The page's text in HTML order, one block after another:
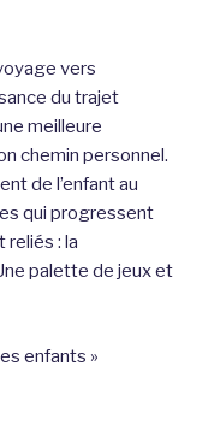
vers
du trajet
meilleure
chemin personnel.
de l’enfant au
qui progressent
: la
palette de jeux et
enfants »